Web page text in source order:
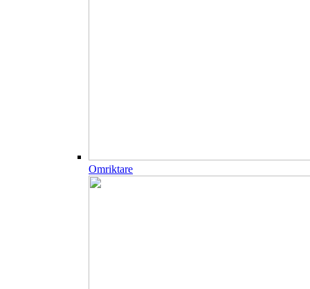
Omriktare